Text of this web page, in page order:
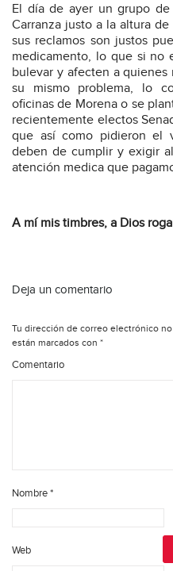
El día de ayer un grupo
Carranza justo a la altura
sus reclamos son justos
medicamento, lo que si no
bulevar y afecten a
su mismo problema, lo
oficinas de Morena o se
recientemente electos
que así como pidieron el
deben de cumplir y exigir
atención medica que
A mí mis timbres, a Dios
Deja un comentario
Tu dirección de correo electrónico no
están marcados con *
Comentario
Nombre*
Web